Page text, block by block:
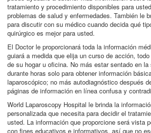
tratamiento y procedimiento disponibles para
problemas de salud y enfermedades. También le
para discutir con su médico cuando decida qué
quirúrgico es mejor para usted.
El Doctor le proporcionará toda la información
guiará a medida que elija un curso de acción,
de su hogar u oficina. No más estar sentado en la
durante horas solo para obtener información
laparoscópico; no más autodiagnóstico después
páginas de información en línea confusa y
World Laparoscopy Hospital le brinda la
personalizada que necesita para decidir el
usted. La información que proporcione será vista
con fines educativos e informativos, así que no